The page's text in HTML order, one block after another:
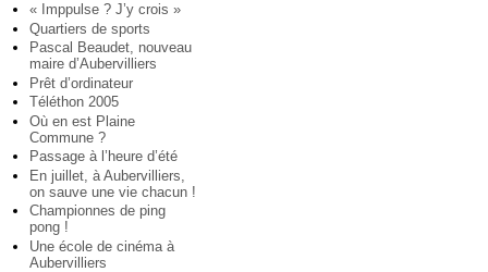
« Imppulse ? J’y crois »
Quartiers de sports
Pascal Beaudet, nouveau
maire d’Aubervilliers
Prêt d’ordinateur
Téléthon 2005
Où en est Plaine
Commune ?
Passage à l’heure d’été
En juillet, à Aubervilliers,
on sauve une vie chacun !
Championnes de ping
pong !
Une école de cinéma à
Aubervilliers